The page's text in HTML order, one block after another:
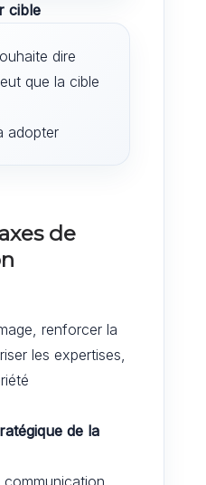
cible
dire
que la cible
adopter
de
renforcer la
les expertises,
de la